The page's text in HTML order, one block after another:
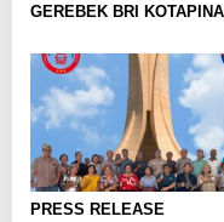
GEREBEK BRI
PRESS RELEASE